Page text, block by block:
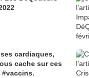
cache sur ces